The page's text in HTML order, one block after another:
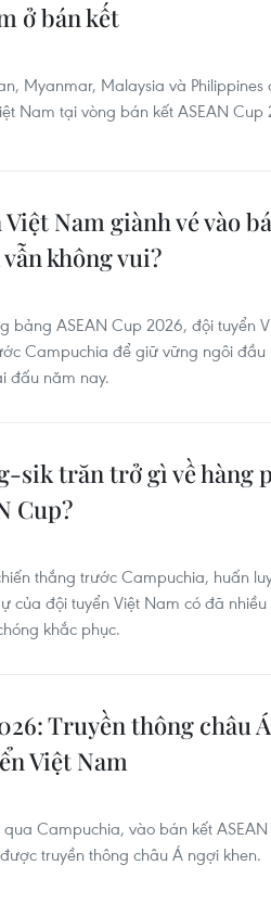
ở bán kết
Myanmar, Malaysia và
Nam tại vòng bán kết ASEAN Cup
Nam giành vé vào
không vui?
bảng ASEAN Cup 2026, đội tuyển
Campuchia để giữ vững ngôi
đấu năm nay.
sik trăn trở gì về hàng
Cup?
thắng trước Campuchia, huấn
của đội tuyển Việt Nam có đã
khắc phục.
Truyền thông châu
Việt Nam
Campuchia, vào bán kết
truyền thông châu Á ngợi khen.